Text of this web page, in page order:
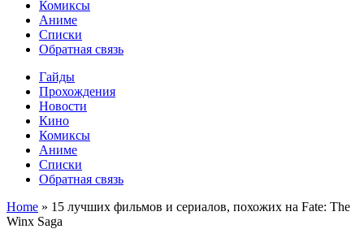
Комиксы
Аниме
Списки
Обратная связь
Гайды
Прохождения
Новости
Кино
Комиксы
Аниме
Списки
Обратная связь
Home » 15 лучших фильмов и сериалов, похожих на Fate: The
Winx Saga